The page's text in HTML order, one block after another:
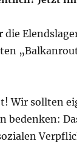
Wir sollten
bedenken: